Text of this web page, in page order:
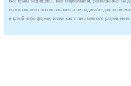
персонального использования и не подлежит
в какой-либо форме, иначе как с письменного разрешения